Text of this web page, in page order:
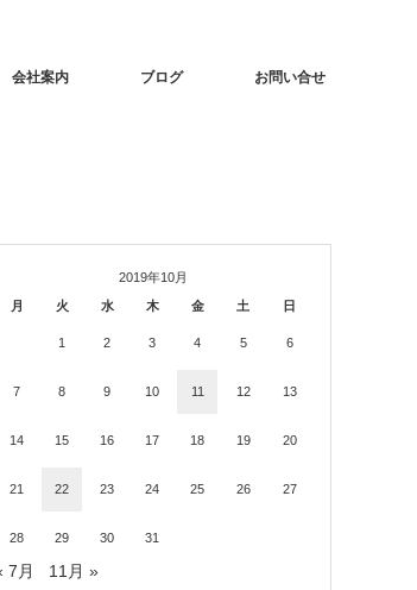
会社案内 ブログ お問い合せ
2019年10月
月
火 水 木 金 土 日
1 2 3 4 5 6
7 8 9 10 11 12 13
14 15 16 17 18 19 20
21 22 23 24 25 26 27
28 29 30 31
7月 11月 »